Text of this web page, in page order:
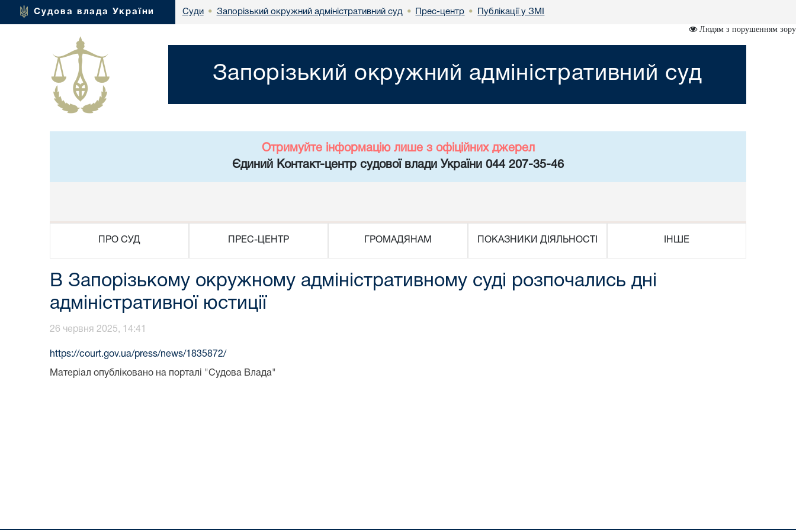
Судова влада України Суди • Запорізький окружний адміністративний суд • Прес-центр • Публікації у ЗМІ
Людям з порушенням зору
Запорізький окружний адміністративний суд
Отримуйте інформацію лише з офіційних джерел
Єдиний Контакт-центр судової влади України 044 207-35-46
ПРО СУД ПРЕС-ЦЕНТР ГРОМАДЯНАМ ПОКАЗНИКИ ДІЯЛЬНОСТІ ІНШЕ
В Запорізькому окружному адміністративному суді розпочались дні
адміністративної юстиції
26 червня 2025, 14:41
https://court.gov.ua/press/news/1835872/
Матеріал опубліковано на порталі "Судова Влада"